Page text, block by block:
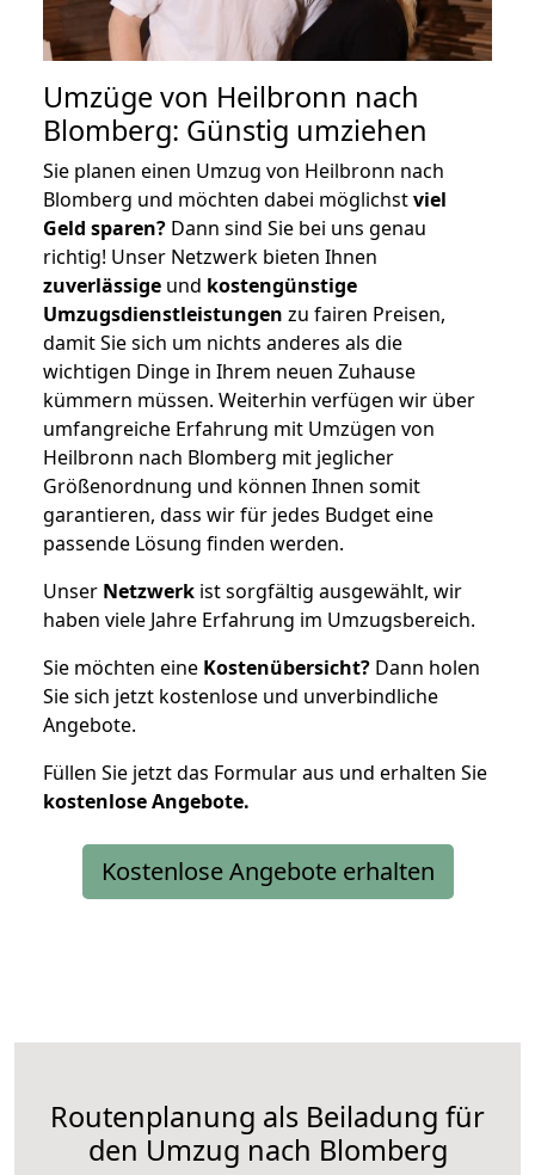
Umzüge von Heilbronn nach
Blomberg: Günstig umziehen
Sie planen einen Umzug von Heilbronn nach
Blomberg und möchten dabei möglichstviel
Geld sparen? Dann sind Sie bei uns genau
richtig! Unser Netzwerk bieten Ihnen
zuverlässige und kostengünstige
Umzugsdienstleistungen zu fairen Preisen,
damit Sie sich um nichts anderes als die
wichtigen Dinge in Ihrem neuen Zuhause
kümmern müssen. Weiterhin verfügen wir über
umfangreiche Erfahrung mit Umzügen von
Heilbronn nach Blomberg mit jeglicher
Größenordnung und können Ihnen somit
garantieren, dass wir für jedes Budget eine
passende Lösung finden werden.
Unser Netzwerk ist sorgfältig ausgewählt, wir
haben viele Jahre Erfahrung im Umzugsbereich.
Sie möchten eine Kostenübersicht? Dann holen
Sie sich jetzt kostenlose und unverbindliche
Angebote.
Füllen Sie jetzt das Formular aus und erhalten Sie
kostenloseAngebote.
Kostenlose Angebote erhalten
Routenplanung als Beiladung für
den Umzug nach Blomberg